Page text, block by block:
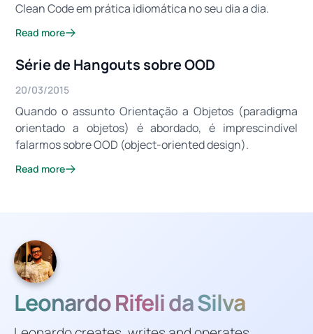
Clean Code em prática idiomática no seu dia a dia.
Read more
Série de Hangouts sobre OOD
20/03/2015
Quando o assunto Orientação a Objetos (paradigma
orientado a objetos) é abordado, é imprescindível
falarmos sobre OOD (object-oriented design).
Read more
Leonardo Rifeli da Silva